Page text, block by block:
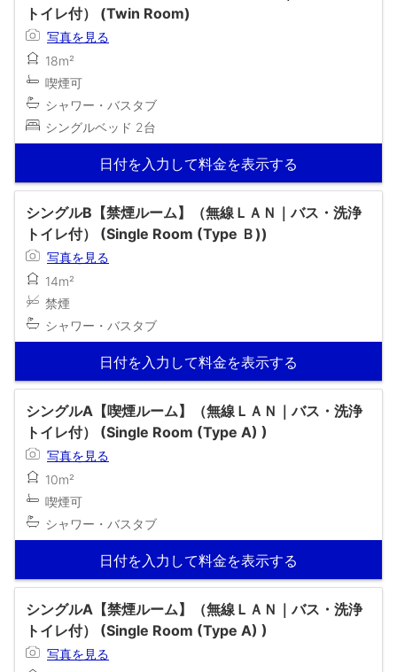
トイレ付） (Twin Room)
写真を見る
18m²
喫煙可
シャワー・バスタブ
シングルベッド 2台
日付を入力して料金を表示する
シングルB【禁煙ルーム】（無線ＬＡＮ｜バス・洗浄
トイレ付） (Single Room (Type Ｂ))
写真を見る
14m²
禁煙
シャワー・バスタブ
日付を入力して料金を表示する
シングルA【喫煙ルーム】（無線ＬＡＮ｜バス・洗浄
トイレ付） (Single Room (Type A) )
写真を見る
10m²
喫煙可
シャワー・バスタブ
日付を入力して料金を表示する
シングルA【禁煙ルーム】（無線ＬＡＮ｜バス・洗浄
トイレ付） (Single Room (Type A) )
写真を見る